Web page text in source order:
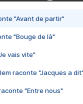
"Avant de partir"
"Bouge de là"
vais vite"
raconte "Jacques a dit"
"Entre nous"